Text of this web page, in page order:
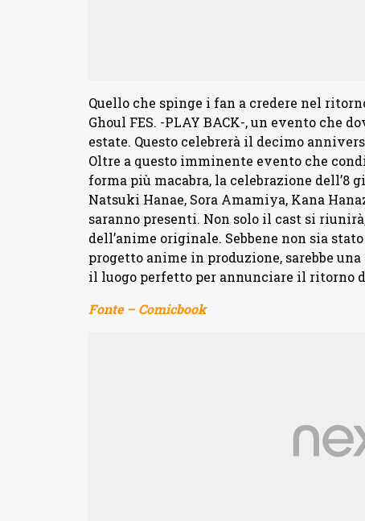
Quello che spinge i fan a credere nel
Ghoul FES. -PLAY BACK-, un evento che
estate. Questo celebrerà il decimo
Oltre a questo imminente evento che
forma più macabra, la celebrazione dell’8
Natsuki Hanae, Sora Amamiya, Kana
saranno presenti. Non solo il cast si
dell’anime originale. Sebbene non sia
progetto anime in produzione, sarebbe una
il luogo perfetto per annunciare il ritorno
Fonte – Comicbook